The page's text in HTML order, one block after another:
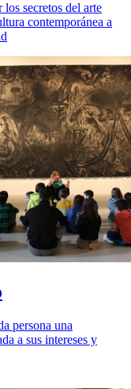
secretos del arte
contemporánea a
persona una
a sus intereses y